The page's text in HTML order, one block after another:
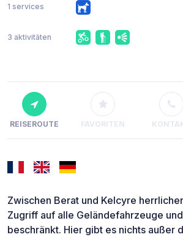
1 services
3 aktivitäten
REISEROUTE FAVORITEN
Zwischen Berat und Kelcyre
Zugriff auf alle Geländefahrzeuge
beschränkt. Hier gibt es nichts außer